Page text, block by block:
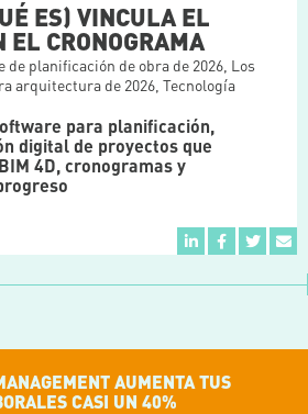
ES) VINCULA EL
EL CRONOGRAMA
de planificación de obra de 2026 Los
arquitectura de 2026 Tecnología
para planificación,
digital de proyectos que
4D, cronogramas y
AUMENTA TUS
CASI UN 40%